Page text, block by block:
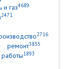
и газ4689
2471
2716
ремонт3855
1893